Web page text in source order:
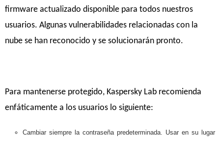
firmware actualizado disponible para todos nuestros
usuarios. Algunas vulnerabilidades relacionadas con la
nube se han reconocido y se solucionarán pronto.
Para mantenerse protegido, Kaspersky Lab recomienda
enfáticamente a los usuarios lo siguiente:
Cambiar siempre la contraseña predeterminada. Usar en su lugar